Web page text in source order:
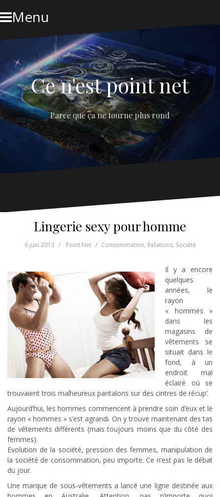
to
contentMenu
Ce n'est point net
Parce que ça ne tourne plus rond
Lingerie sexy pour homme
6 juin 2013 Point Net Consommation, Relations, Société
Il y a encore
quelques
années, le
rayon
« hommes »
dans les
magasins de
vêtements se
situait dans le
fond, à un
endroit mal
éclairé où se
trouvaient trois malheureux pantalons sur des cintres de récup’.
Aujourd’hui, les hommes commencent à prendre soin d’eux et le
rayon « hommes » s’est agrandi. On y trouve maintenant des tas
de vêtements différents (mais toujours moins que du côté des
femmes).
Evolution de la société, pression des femmes, manipulation de
la société de consommation, peu importe. Ce n’est pas le débat
du jour.
Une marque de sous-vêtements a lancé une ligne destinée aux